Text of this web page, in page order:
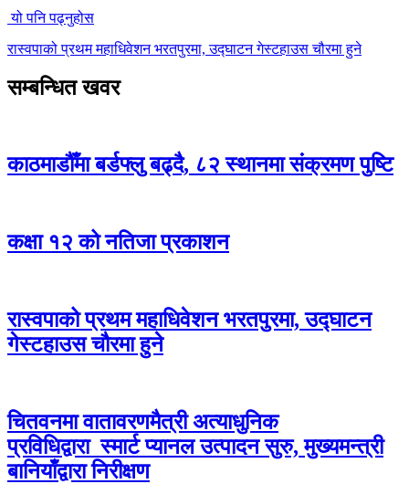
यो पनि पढ्नुहोस
रास्वपाको प्रथम महाधिवेशन भरतपुरमा, उद्घाटन गेस्टहाउस चौरमा हुने
सम्बन्धित खवर
काठमाडौँमा बर्डफ्लु बढ्दै, ८२ स्थानमा संक्रमण पुष्टि
कक्षा १२ को नतिजा प्रकाशन
रास्वपाको प्रथम महाधिवेशन भरतपुरमा, उद्घाटन
गेस्टहाउस चौरमा हुने
चितवनमा वातावरणमैत्री अत्याधुनिक
प्रविधिद्वारा स्मार्ट प्यानल उत्पादन सुरु, मुख्यमन्त्री
बानियाँद्वारा निरीक्षण